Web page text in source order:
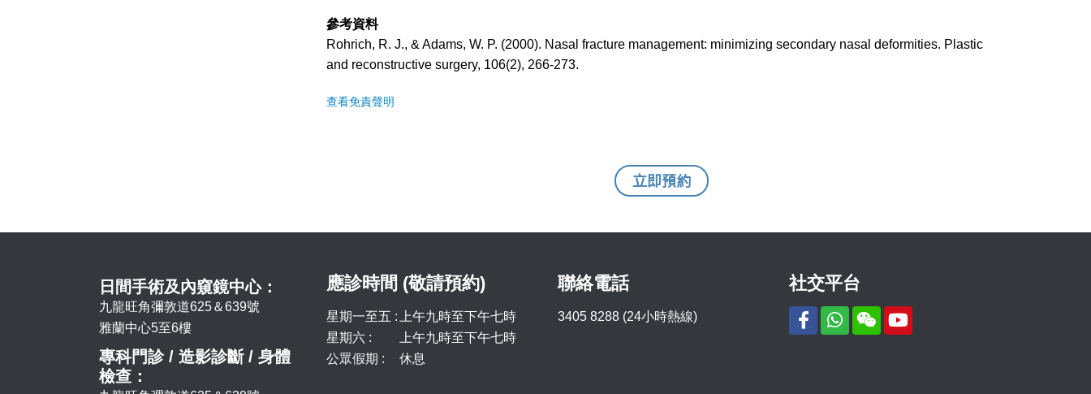
參考資料
Rohrich, R. J., & Adams, W. P. (2000). Nasal fracture management: minimizing secondary nasal deformities. Plastic
and reconstructive surgery, 106(2), 266-273.
查看免責聲明
立即預約
日間手術及內窺鏡中心：
九龍旺角彌敦道625＆639號
雅蘭中心5至6樓
專科門診 / 造影診斷 / 身體
檢查：
應診時間 (敬請預約)
星期一至五 :
上午九時至下午七時
星期六 :
上午九時至下午七時
公眾假期 :
休息
聯絡電話
3405 8288 (24小時熱線)
社交平台